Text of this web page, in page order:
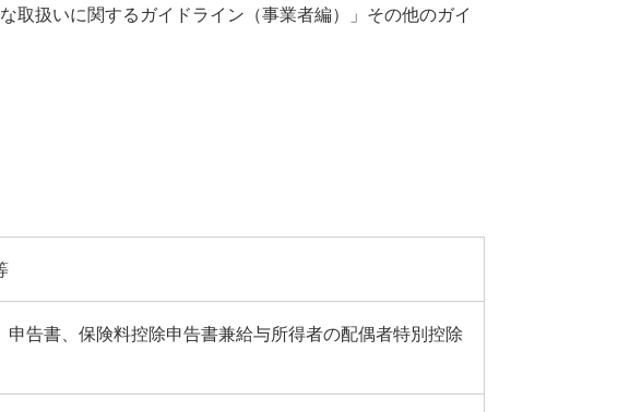
取扱いに関するガイドライン（事業者編）」その他のガイ
申告書、保険料控除申告書兼給与所得者の配偶者特別控除